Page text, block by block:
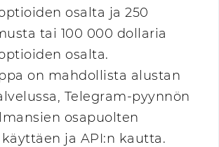
osalta ja 250
tai 100 000 dollaria
osalta.
on mahdollista alustan
Telegram-pyynnön
osapuolten
ja API:n kautta.